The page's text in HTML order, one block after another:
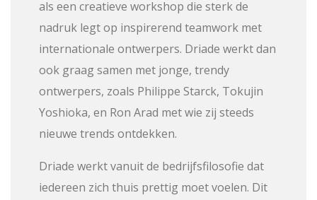
als een creatieve workshop die sterk de
nadruk legt op inspirerend teamwork met
internationale ontwerpers. Driade werkt dan
ook graag samen met jonge, trendy
ontwerpers, zoals Philippe Starck, Tokujin
Yoshioka, en Ron Arad met wie zij steeds
nieuwe trends ontdekken.
Driade werkt vanuit de bedrijfsfilosofie dat
iedereen zich thuis prettig moet voelen. Dit